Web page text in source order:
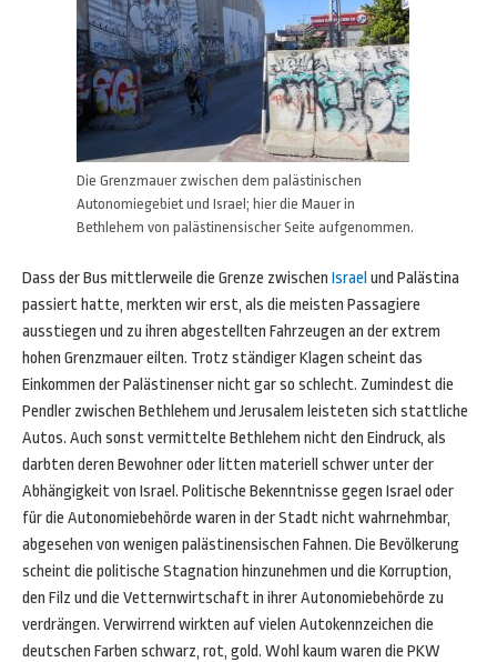
Die Grenzmauer zwischen dem palästinischen
Autonomiegebiet und Israel; hier die Mauer in
Bethlehem von palästinensischer Seite aufgenommen.
Dass der Bus mittlerweile die Grenze zwischen Israel und Palästina
passiert hatte, merkten wir erst, als die meisten Passagiere
ausstiegen und zu ihren abgestellten Fahrzeugen an der extrem
hohen Grenzmauer eilten. Trotz ständiger Klagen scheint das
Einkommen der Palästinenser nicht gar so schlecht. Zumindest die
Pendler zwischen Bethlehem und Jerusalem leisteten sich stattliche
Autos. Auch sonst vermittelte Bethlehem nicht den Eindruck, als
darbten deren Bewohner oder litten materiell schwer unter der
Abhängigkeit von Israel. Politische Bekenntnisse gegen Israel oder
für die Autonomiebehörde waren in der Stadt nicht wahrnehmbar,
abgesehen von wenigen palästinensischen Fahnen. Die Bevölkerung
scheint die politische Stagnation hinzunehmen und die Korruption,
den Filz und die Vetternwirtschaft in ihrer Autonomiebehörde zu
verdrängen. Verwirrend wirkten auf vielen Autokennzeichen die
deutschen Farben schwarz, rot, gold. Wohl kaum waren die PKW